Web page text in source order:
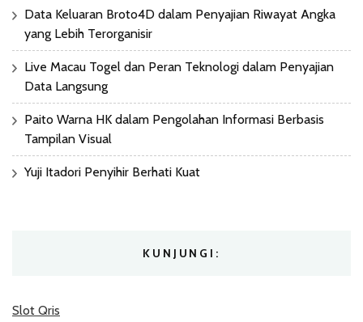
Data Keluaran Broto4D dalam Penyajian Riwayat Angka
yang Lebih Terorganisir
Live Macau Togel dan Peran Teknologi dalam Penyajian
Data Langsung
Paito Warna HK dalam Pengolahan Informasi Berbasis
Tampilan Visual
Yuji Itadori Penyihir Berhati Kuat
KUNJUNGI:
Slot Qris